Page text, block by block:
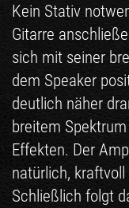
Kein Stativ
Gitarre
sich mit seiner
dem Speaker
deutlich näher
breitem
Effekten. Der
natürlich,
Schließlich folgt